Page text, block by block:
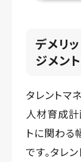
デメリ
ジメン
タレントマ
人材育成計
トに関わる
です。タレ